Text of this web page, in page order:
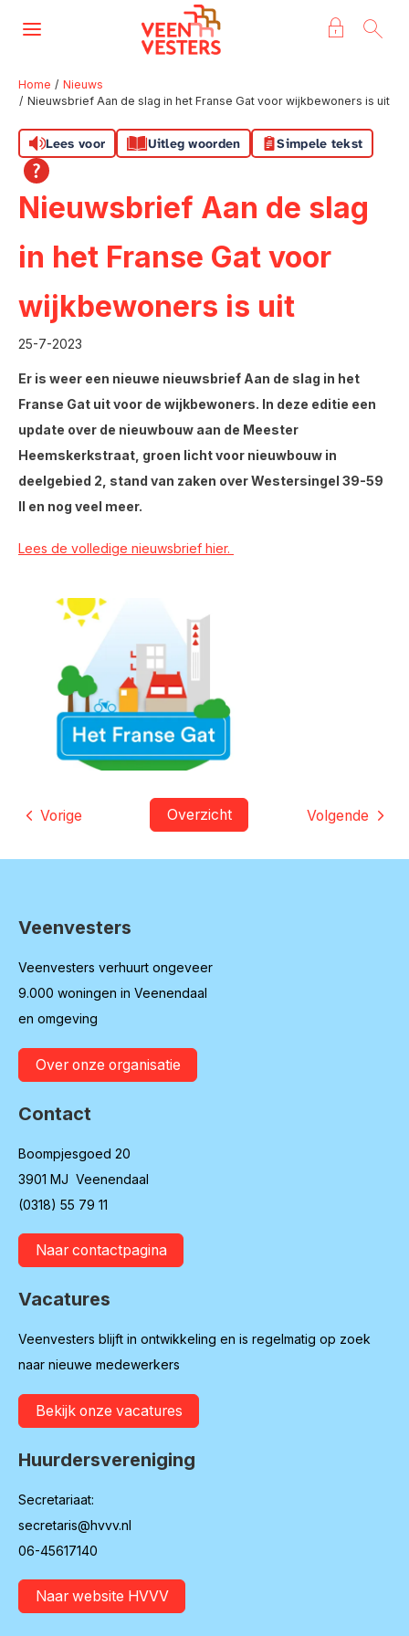
Naar hoofdinhoud
Naar hoofdnavigatiemenu
Naar zoeken
Naar de homepage
Ga naar Hoofd
Home
Nieuws
Nieuwsbrief Aan de slag in het Franse Gat voor wijkbewoners is uit
Lees voor Uitleg woorden Simpele tekst
Nieuwsbrief Aan de slag
in het Franse Gat voor
wijkbewoners is uit
25-7-2023
Er is weer een nieuwe nieuwsbrief Aan de slag in het
Franse Gat uit voor de wijkbewoners. In deze editie een
update over de nieuwbouw aan de Meester
Heemskerkstraat, groen licht voor nieuwbouw in
deelgebied 2, stand van zaken over Westersingel 39-59
II en nog veel meer.
Lees de volledige nieuwsbrief hier.
Volgende
Overzicht
Vorige
Contactinformatie
Veenvesters
Veenvesters verhuurt ongeveer
9.000 woningen in Veenendaal
en omgeving
Over onze organisatie
Contact
Boompjesgoed 20
3901 MJ Veenendaal
(0318) 55 79 11
Naar contactpagina
Vacatures
Veenvesters blijft in ontwikkeling en is regelmatig op zoek
naar nieuwe medewerkers
Bekijk onze vacatures
Huurdersvereniging
Secretariaat:
secretaris@hvvv.nl
06-45617140
Naar website HVVV